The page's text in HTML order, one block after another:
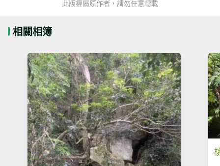
此版權屬原作者，請勿任意轉載
相關相簿